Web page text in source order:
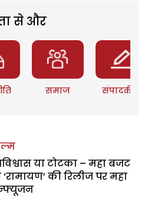
से और
समाज संपादकीय
या टोटका – महा बजट
की रिलीज पर महा